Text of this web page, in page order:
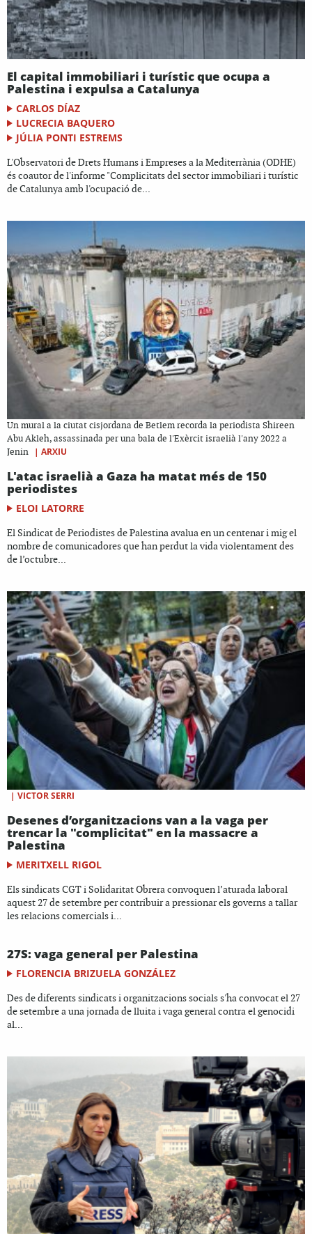
El capital immobiliari i turístic que ocupa a
Palestina i expulsa a Catalunya
CARLOS DÍAZ
LUCRECIA BAQUERO
JÚLIA PONTI ESTREMS
L'Observatori de Drets Humans i Empreses a la Mediterrània (ODHE)
és coautor de l'informe "Complicitats del sector immobiliari i turístic
de Catalunya amb l'ocupació de...
Un mural a la ciutat cisjordana de Betlem recorda la periodista Shireen
Abu Akleh, assassinada per una bala de l'Exèrcit israelià l'any 2022 a
Jenin
| ARXIU
L'atac israelià a Gaza ha matat més de 150
periodistes
ELOI LATORRE
El Sindicat de Periodistes de Palestina avalua en un centenar i mig el
nombre de comunicadores que han perdut la vida violentament des
de l’octubre...
| VICTOR SERRI
Desenes d’organitzacions van a la vaga per
trencar la "complicitat" en la massacre a
Palestina
MERITXELL RIGOL
Els sindicats CGT i Solidaritat Obrera convoquen l’aturada laboral
aquest 27 de setembre per contribuir a pressionar els governs a tallar
les relacions comercials i...
27S: vaga general per Palestina
FLORENCIA BRIZUELA GONZÁLEZ
Des de diferents sindicats i organitzacions socials s'ha convocat el 27
de setembre a una jornada de lluita i vaga general contra el genocidi
al...